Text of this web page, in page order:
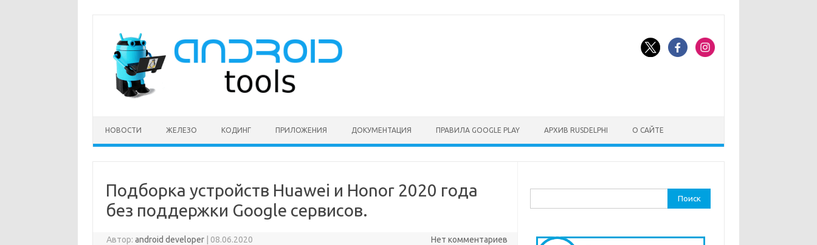
содержимому
НОВОСТИ ЖЕЛЕЗО КОДИНГ ПРИЛОЖЕНИЯ ДОКУМЕНТАЦИЯ ПРАВИЛА GOOGLE PLAY АРХИВ RUSDELPHI О САЙТЕ
Подборка устройств Huawei и Honor 2020 года
без поддержки Google сервисов.
Автор:android developer 08.06.2020 Нет комментариев